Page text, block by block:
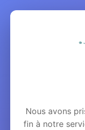
Nous avons
fin à notre